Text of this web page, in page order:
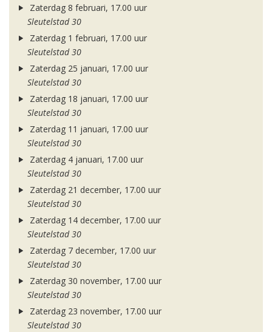
Zaterdag 8 februari, 17.00 uur
Sleutelstad 30
Zaterdag 1 februari, 17.00 uur
Sleutelstad 30
Zaterdag 25 januari, 17.00 uur
Sleutelstad 30
Zaterdag 18 januari, 17.00 uur
Sleutelstad 30
Zaterdag 11 januari, 17.00 uur
Sleutelstad 30
Zaterdag 4 januari, 17.00 uur
Sleutelstad 30
Zaterdag 21 december, 17.00 uur
Sleutelstad 30
Zaterdag 14 december, 17.00 uur
Sleutelstad 30
Zaterdag 7 december, 17.00 uur
Sleutelstad 30
Zaterdag 30 november, 17.00 uur
Sleutelstad 30
Zaterdag 23 november, 17.00 uur
Sleutelstad 30